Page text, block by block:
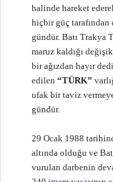
halinde hareket
hiçbir güç tarafından
gündür. Batı Trakya
maruz kaldığı
bir ağızdan hayır
edilen “TÜRK”
ufak bir taviz
gündür.
29 Ocak 1988
altında olduğu ve
vurulan darbenin